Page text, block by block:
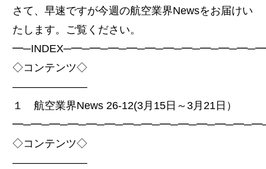
さて、早速ですが今週の航空業界Newsをお届けい
たします。ご覧ください。
◇コンテンツ◇
———————
１ 航空業界News 26-12(3月15日～3月21日）
◇コンテンツ◇
———————